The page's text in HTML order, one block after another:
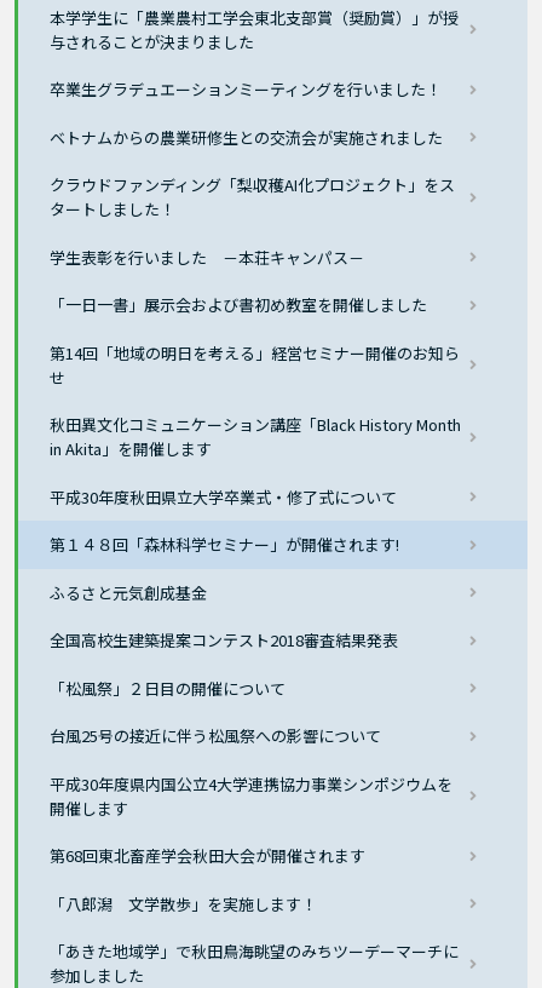
本学学生に「農業農村工学会東北支部賞（奨励賞）」が授
与されることが決まりました
卒業生グラデュエーションミーティングを行いました！
ベトナムからの農業研修生との交流会が実施されました
クラウドファンディング「梨収穫AI化プロジェクト」をス
タートしました！
学生表彰を行いました －本荘キャンパス－
「一日一書」展示会および書初め教室を開催しました
第14回「地域の明日を考える」経営セミナー開催のお知ら
せ
秋田異文化コミュニケーション講座「Black History Month
in Akita」を開催します
平成30年度秋田県立大学卒業式・修了式について
第１４８回「森林科学セミナー」が開催されます!
ふるさと元気創成基金
全国高校生建築提案コンテスト2018審査結果発表
「松風祭」２日目の開催について
台風25号の接近に伴う松風祭への影響について
平成30年度県内国公立4大学連携協力事業シンポジウムを
開催します
第68回東北畜産学会秋田大会が開催されます
「八郎潟 文学散歩」を実施します！
「あきた地域学」で秋田鳥海眺望のみちツーデーマーチに
参加しました